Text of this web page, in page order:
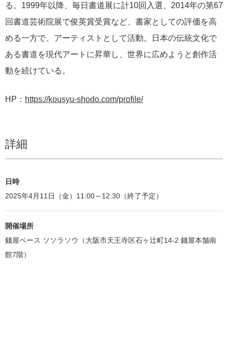
る。1999年以降、毎日書道展に計10回入選、2014年の第67
回書道芸術院展で俊英賞受賞など、書家としての評価を高
める一方で、アーティストとして活動。日本の伝統文化で
ある書道を現代アートに昇華し、世界に広めようと創作活
動を続けている。
HP： https://kousyu-shodo.com/profile/
詳細
日時
2025年4月11日（金）11:00～12:30（終了予定）
開催場所
錢屋ベース ソソラソウ（大阪市天王寺区石ヶ辻町14-2 錢屋本舗南
館7階）